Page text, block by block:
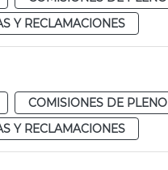
Y RECLAMACIONES
COMISIONES DE PLENO
Y RECLAMACIONES